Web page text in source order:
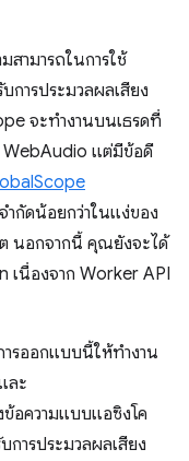
ามารถในการใช้
การประมวลผลเสียง
จะทํางานบนเธรดที่
WebAudio แต่มีข้อดี
กัดน้อยกว่าในแง่ของ
นอกจากนี้ คุณยังจะได้
เนื่องจาก Worker API
รออกแบบนี้ให้ทํางาน
ละ
อความแบบแอซิงโค
การประมวลผลเสียง